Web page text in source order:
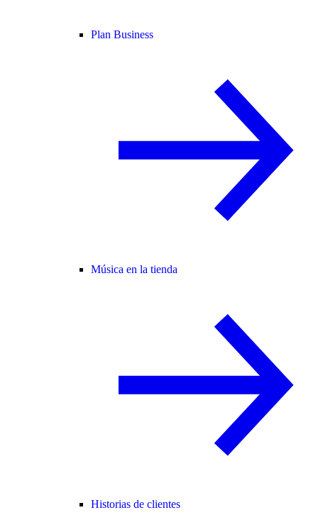
Plan Business
Música en la tienda
Historias de clientes